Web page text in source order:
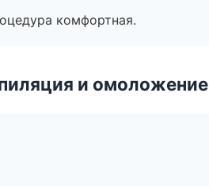
комфортная.
и омоложение